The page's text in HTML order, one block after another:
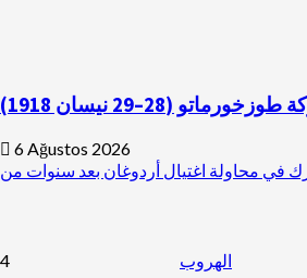
(28–29 نيسان 1918)
6 Ağustos 2026
في محاولة اغتيال أردوغان بعد سنوات من
الهروب 4